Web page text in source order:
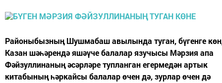
Районыбызның Шушмабаш авылында туган, бүгенге
Казан шәһәрендә яшәүче балалар язучысы Мәрзия апа
Фәйзуллинаның әсәрләре тупланган егермедән артык
китабының һәркайсы балалар өчен дә, зурлар өчен дә